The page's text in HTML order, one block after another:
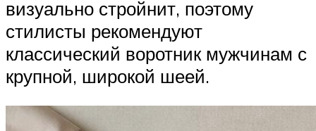
визуально стройнит, поэтому
стилисты рекомендуют
классический воротник мужчинам с
крупной, широкой шеей.